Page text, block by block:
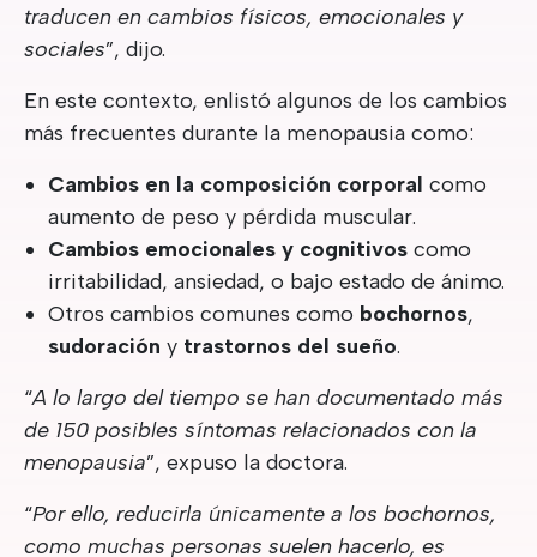
traducen en cambios físicos, emocionales y
sociales”, dijo.
En este contexto, enlistó algunos de los cambios
más frecuentes durante la menopausia como:
Cambios en la composición corporal como
aumento de peso y pérdida muscular.
Cambios emocionales y cognitivos como
irritabilidad, ansiedad, o bajo estado de ánimo.
Otros cambios comunes como bochornos,
sudoración y trastornos del sueño.
“A lo largo del tiempo se han documentado más
de 150 posibles síntomas relacionados con la
menopausia”, expuso la doctora.
“Por ello, reducirla únicamente a los bochornos,
como muchas personas suelen hacerlo, es